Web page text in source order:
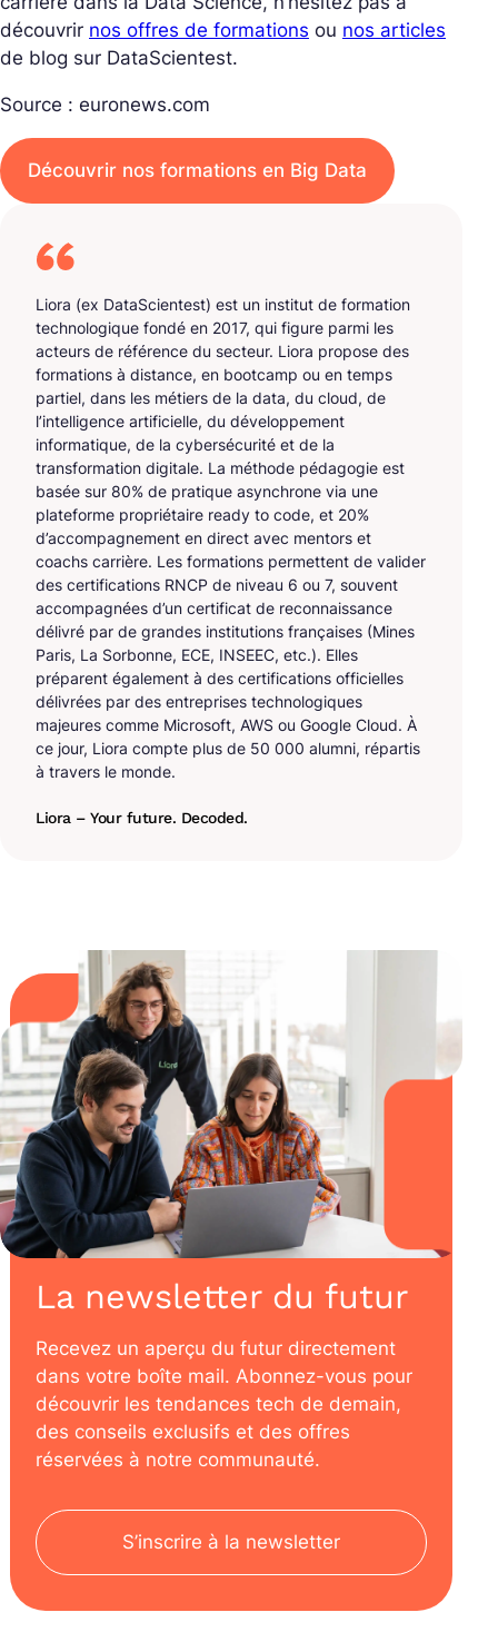
découvrir nos offres de formations ou nos articles
de blog sur DataScientest.
Source : euronews.com
Découvrir nos formations en Big Data
Liora (ex DataScientest) est un institut de formation
technologique fondé en 2017, qui figure parmi les
acteurs de référence du secteur. Liora propose des
formations à distance, en bootcamp ou en temps
partiel, dans les métiers de la data, du cloud, de
l’intelligence artificielle, du développement
informatique, de la cybersécurité et de la
transformation digitale. La méthode pédagogie est
basée sur 80% de pratique asynchrone via une
plateforme propriétaire ready to code, et 20%
d’accompagnement en direct avec mentors et
coachs carrière. Les formations permettent de valider
des certifications RNCP de niveau 6 ou 7, souvent
accompagnées d’un certificat de reconnaissance
délivré par de grandes institutions françaises (Mines
Paris, La Sorbonne, ECE, INSEEC, etc.). Elles
préparent également à des certifications officielles
délivrées par des entreprises technologiques
majeures comme Microsoft, AWS ou Google Cloud. À
ce jour, Liora compte plus de 50 000 alumni, répartis
à travers le monde.
Liora – Your future. Decoded.
La newsletter du futur
Recevez un aperçu du futur directement
dans votre boîte mail. Abonnez-vous pour
découvrir les tendances tech de demain,
des conseils exclusifs et des offres
réservées à notre communauté.
S’inscrire à la newsletter